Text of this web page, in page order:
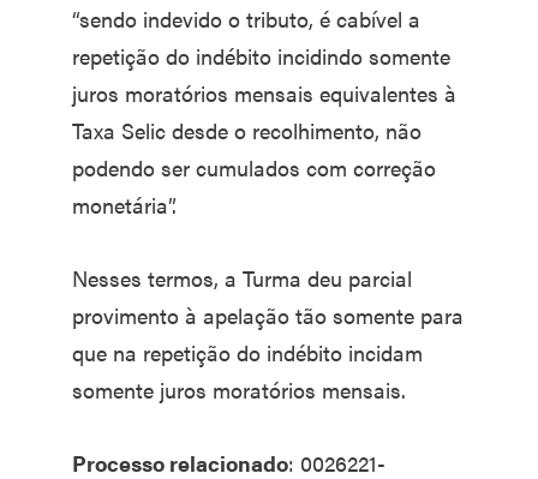
“sendo indevido o tributo, é cabível a
repetição do indébito incidindo somente
juros moratórios mensais equivalentes à
Taxa Selic desde o recolhimento, não
podendo ser cumulados com correção
monetária”.
Nesses termos, a Turma deu parcial
provimento à apelação tão somente para
que na repetição do indébito incidam
somente juros moratórios mensais.
Processo relacionado: 0026221-